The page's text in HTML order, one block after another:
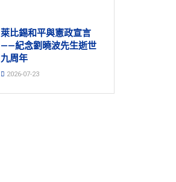
萊比錫和平與憲政宣言
——紀念劉曉波先生逝世
九周年
2026-07-23